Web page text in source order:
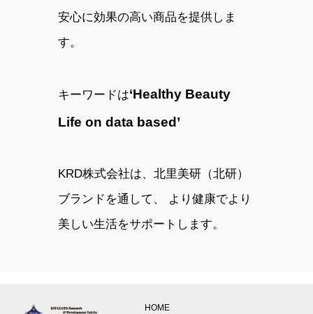
安心に効果の高い商品を提供しま
す。
キーワードは‘Healthy Beauty
Life on data based’
KRD株式会社は、北里美研（北研）
ブランドを通して、 より健康でより
美しい生活をサポートします。
HOME